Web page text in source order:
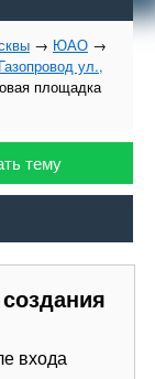
→ ЮАО →
ул.,
площадка
тему
входа